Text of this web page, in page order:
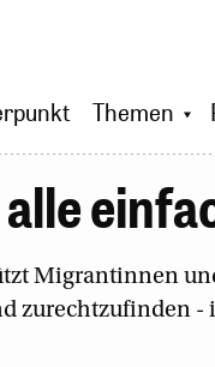
Themen
Migrantinnen
zurechtzufinden -